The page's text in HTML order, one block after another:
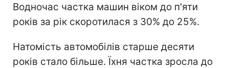
Водночас частка машин віком до п'яти
років за рік скоротилася з 30% до 25%.
Натомість автомобілів старше десяти
років стало більше. Їхня частка зросла до